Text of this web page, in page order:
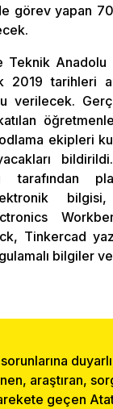
görev yapan
Teknik Anadolu
2019 tarihleri
verilecek.
ekipleri
tarafından
bilgisi,
Tinkercad
bilgiler
araştıran,
geçen